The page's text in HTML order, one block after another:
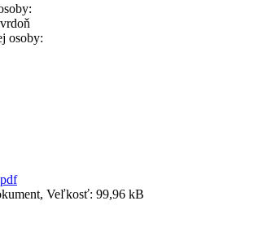
osoby:
Veľkosť: 99,96 kB